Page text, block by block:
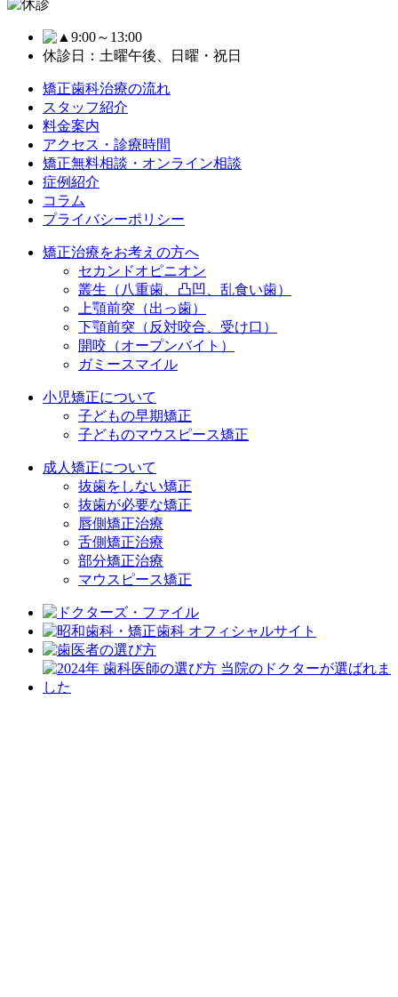
9:00～13:00
休診日：土曜午後、日曜・祝日
矯正歯科治療の流れ
スタッフ紹介
料金案内
アクセス・診療時間
矯正無料相談・オンライン相談
症例紹介
コラム
プライバシーポリシー
矯正治療をお考えの方へ
セカンドオピニオン
叢生（八重歯、凸凹、乱食い歯）
上顎前突（出っ歯）
下顎前突（反対咬合、受け口）
開咬（オープンバイト）
ガミースマイル
小児矯正について
子どもの早期矯正
子どものマウスピース矯正
成人矯正について
抜歯をしない矯正
抜歯が必要な矯正
唇側矯正治療
舌側矯正治療
部分矯正治療
マウスピース矯正